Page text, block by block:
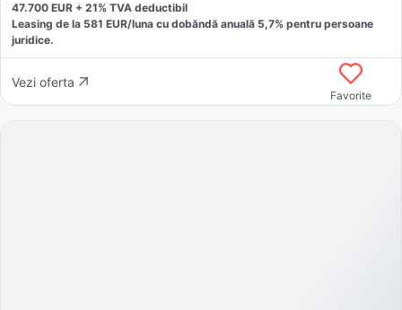
47.700 EUR + 21% TVA deductibil
Leasing de la 581 EUR/luna cu dobăndă anuală 5,7% pentru persoane
juridice.
Vezi oferta
Favorite